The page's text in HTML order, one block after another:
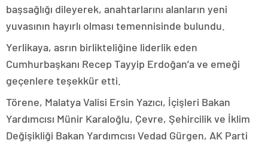
başsağlığı dileyerek, anahtarlarını alanların yeni
yuvasının hayırlı olması temennisinde bulundu.
Yerlikaya, asrın birlikteliğine liderlik eden
Cumhurbaşkanı Recep Tayyip Erdoğan’a ve emeği
geçenlere teşekkür etti.
Törene, Malatya Valisi Ersin Yazıcı, İçişleri Bakan
Yardımcısı Münir Karaloğlu, Çevre, Şehircilik ve İklim
Değişikliği Bakan Yardımcısı Vedad Gürgen, AK Parti